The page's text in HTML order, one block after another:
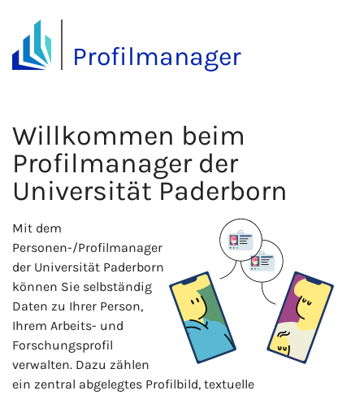
Profilmanager
Willkommen beim
Profilmanager der
Universität Paderborn
Mit dem
Personen-/Profilmanager
der Universität Paderborn
können Sie selbständig
Daten zu Ihrer Person,
Ihrem Arbeits- und
Forschungsprofil
verwalten. Dazu zählen
ein zentral abgelegtes Profilbild, textuelle